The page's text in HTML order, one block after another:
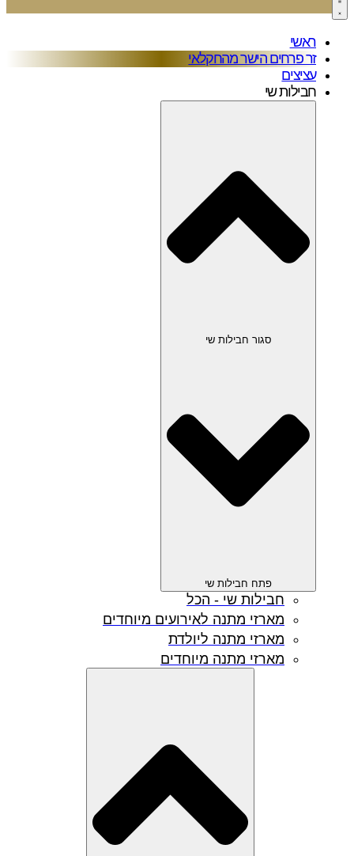
ראשי
זר פרחים הישר מהחקלאי
עציצים
חבילות שי
סגור חבילות שי
פתח חבילות שי
חבילות שי - הכל
מארזי מתנה לאירועים מיוחדים
מארזי מתנה ליולדת
מארזי מתנה מיוחדים